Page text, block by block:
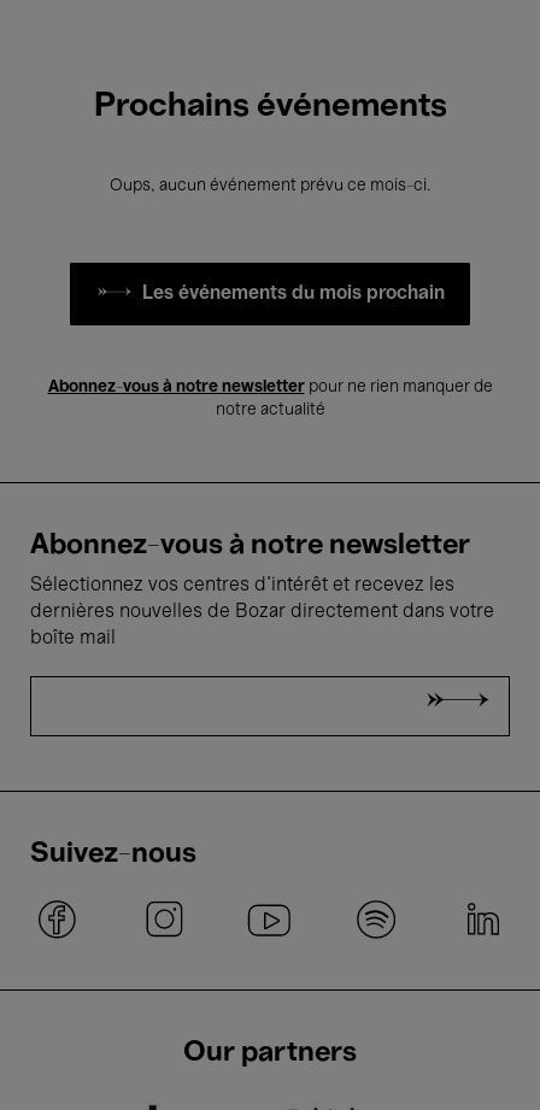
Prochains événements
Oups, aucun événement prévu ce mois-ci.
Les événements du mois prochain
Abonnez-vous à notre newsletterpour ne rien manquer de
notre actualité
Abonnez-vous à notre newsletter
Sélectionnez vos centres d'intérêt et recevez les
dernières nouvelles de Bozar directement dans votre
boîte mail
Suivez-nous
Our partners